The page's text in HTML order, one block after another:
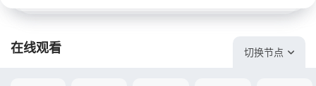
在线观看 切换节点